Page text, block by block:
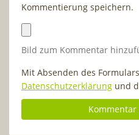
Kommentierung speichern.
Bild zum Kommentar
Mit Absenden des
Datenschutzerklärung und